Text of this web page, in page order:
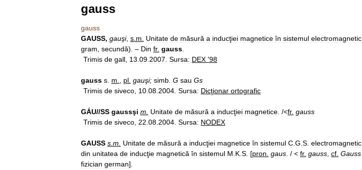
gauss
gauss
GAUSS, gauşi, s m Unitate de măsură a inducţiei magnetice în sistemul electromagnetic
gram secundă). – Din fr. gauss
Trimis de gall 13 09 2007 Sursa: DEX '98
gauss s m pl gauşi; simb G sau Gs
Trimis de siveco 10 08 2004 Sursa: Dicţionar ortografic
GÁU//SS gaussşi m Unitate de măsură a inducţiei magnetice . /<fr. gauss
Trimis de siveco 22 08 2004 Sursa: NODEX
GAUSS s m Unitate de măsură a inducţiei magnetice în sistemul C G S electromagnetic
din unitatea de inducţie magnetică în sistemul M K S . [pron gaus . / < fr. gauss cf Gauss
fizician german].